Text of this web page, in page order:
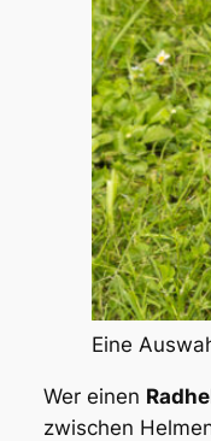
Eine
Wer einen
zwischen